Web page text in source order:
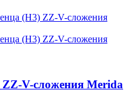
V-сложения Merida